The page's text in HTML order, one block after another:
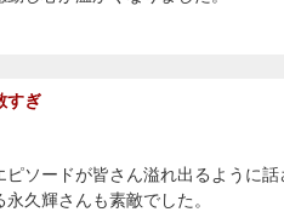
すぎ
ピソードが皆さん溢れ出るように
久輝さんも素敵でした。